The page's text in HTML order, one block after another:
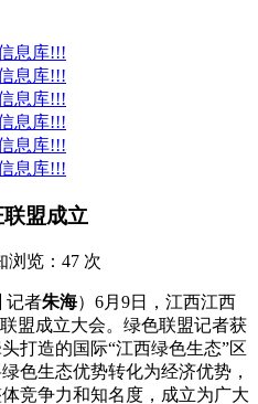
息库!!!
息库!!!
息库!!!
息库!!!
息库!!!
息库!!!
盟成立
浏览：47 次
记者朱海）6月9日，江西江西
盟成立大会。绿色联盟记者获
打造的国际“江西绿色生态”区
色生态优势转化为经济优势，
竞争力和知名度，成立为广大